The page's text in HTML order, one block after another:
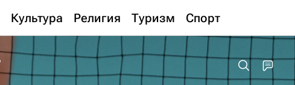
Культура Религия Туризм Спорт